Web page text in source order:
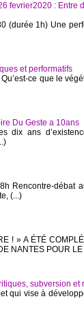
fevrier2020 : Entre
(durée 1h) Une
et performatifs
ce que le
Du Geste a 10ans
dix ans
Rencontre-débat
(...)
! » A ÉTÉ
NANTES POUR
subversion et
qui vise à